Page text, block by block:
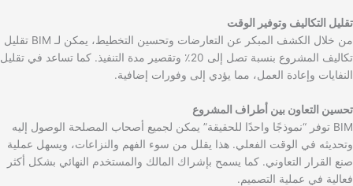
تقليل التكاليف وتوفير الوقت
من خلال الكشف المبكر عن التعارضات وتحسين التخطيط، يمكن لـ BIM تقليل
تكاليف المشروع بنسبة تصل إلى 20٪ وتقصير مدة التنفيذ. كما تساعد في تقليل
النفايات وإعادة العمل، مما يؤدي إلى وفورات إضافية.
تحسين التعاون بين أطراف المشروع
BIM توفر “نموذجًا واحدًا للحقيقة” يمكن لجميع أصحاب المصلحة الوصول إليه
وتحديثه في الوقت الفعلي. هذا يقلل من سوء الفهم والنزاعات، ويسهل عملية
صنع القرار التعاوني. كما يسمح بإشراك المالك والمستخدم النهائي بشكل أكثر
فعالية في عملية التصميم.